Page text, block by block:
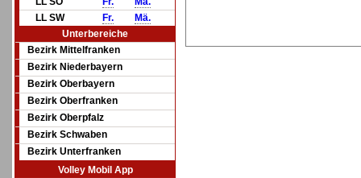
LL SW
Fr.
Mä.
Unterbereiche
Bezirk Mittelfranken
Bezirk Niederbayern
Bezirk Oberbayern
Bezirk Oberfranken
Bezirk Oberpfalz
Bezirk Schwaben
Bezirk Unterfranken
Volley Mobil App